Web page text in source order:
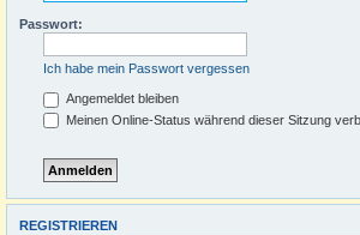
Passwort:
Ich habe mein Passwort vergessen
Angemeldet bleiben
Meinen Online-Status während dieser Sitzung
REGISTRIEREN